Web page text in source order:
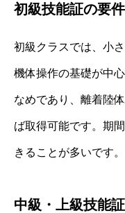
初級技能証の要件
初級クラスでは、小
機体操作の基礎が中
なめであり、離着陸
ば取得可能です。期
きることが多いです。
中級・上級技能